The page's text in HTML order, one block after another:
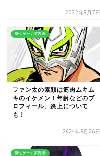
2022年9月7日
男性ゲーム実況者
ファン太の素顔は筋肉ムキム
キのイケメン！年齢などのプ
ロフィール、炎上について
も！
2024年9月26日
男性ゲーム実況者